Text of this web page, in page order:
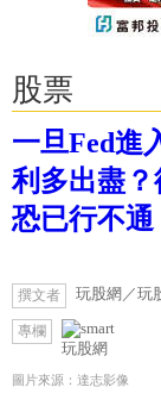
股票
一旦Fed進
利多出盡？
恐已行不通
撰文者 玩股網／玩
專欄
玩股網
圖片來源：達志影像